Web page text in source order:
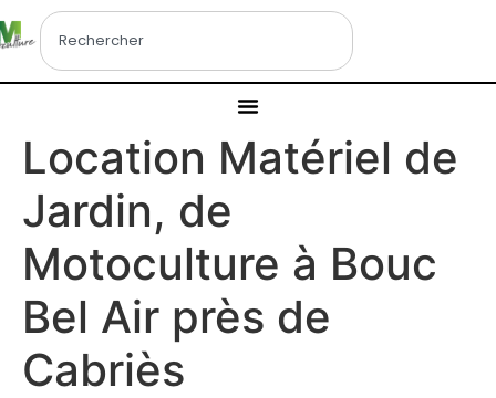
Location Matériel de
Jardin, de
Motoculture à Bouc
Bel Air près de
Cabriès